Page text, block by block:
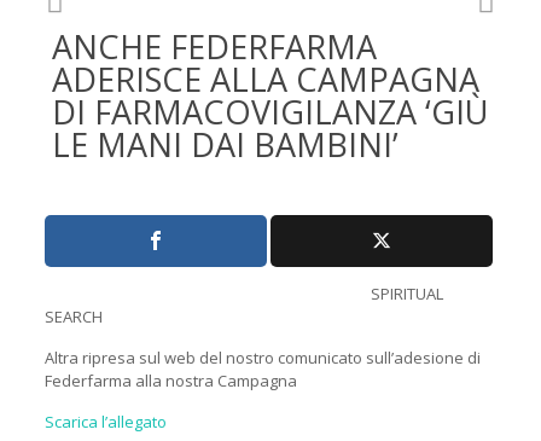
ANCHE FEDERFARMA
ADERISCE ALLA CAMPAGNA
DI FARMACOVIGILANZA ‘GIÙ
LE MANI DAI BAMBINI’
SPIRITUAL
SEARCH
Altra ripresa sul web del nostro comunicato sull’adesione di
Federfarma alla nostra Campagna
Scarica l’allegato